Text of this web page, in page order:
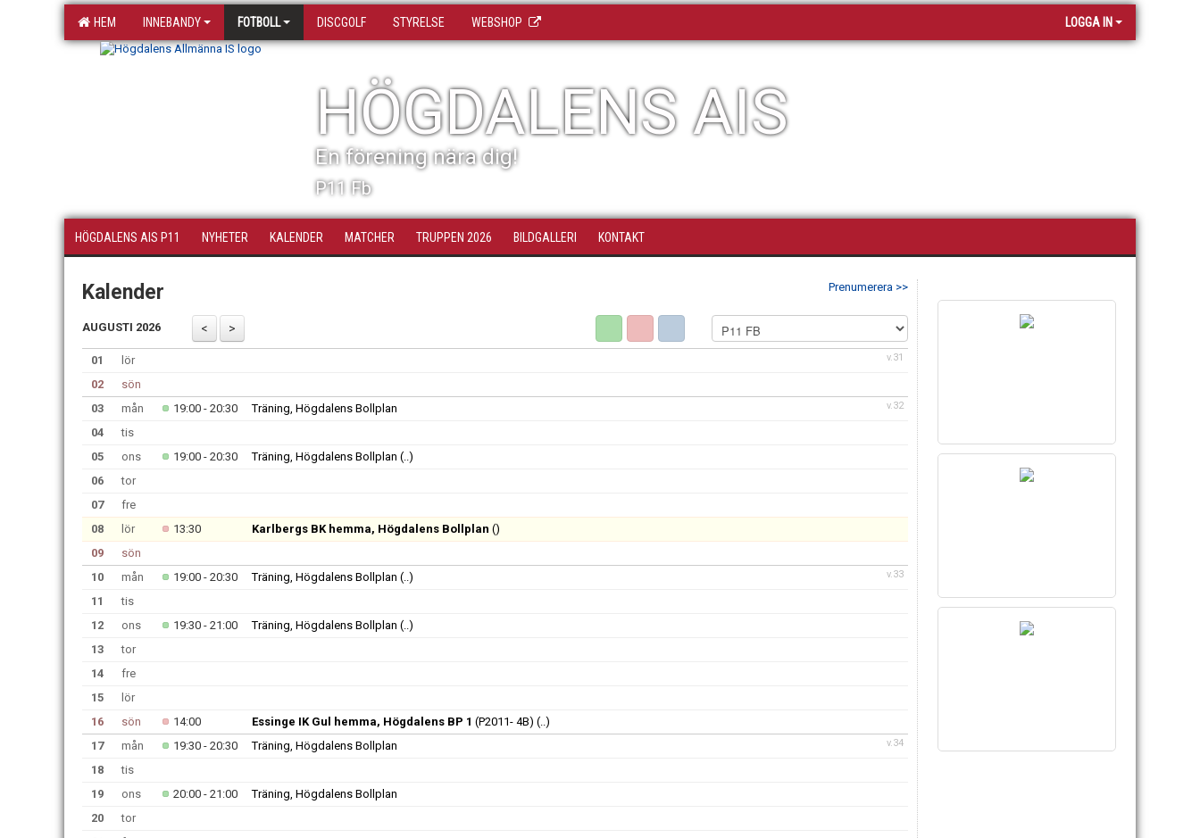
HEM INNEBANDY FOTBOLL DISCGOLF STYRELSE WEBSHOP LOGGA IN
HÖGDALENS AIS
En förening nära dig!
P11 Fb
HÖGDALENS AIS P11 NYHETER KALENDER MATCHER TRUPPEN 2026 BILDGALLERI KONTAKT
Prenumerera >>
Kalender
AUGUSTI 2026
v.31
01
lör
02
sön
v.32
03 mån 19:00 - 20:30
Träning, Högdalens Bollplan
04
tis
05
ons 19:00 - 20:30 Träning, Högdalens Bollplan (..)
06
tor
07
fre
08
lör 13:30 Karlbergs BK hemma, Högdalens Bollplan ()
09
sön
v.33
10 mån 19:00 - 20:30 Träning, Högdalens Bollplan (..)
11
tis
12
ons 19:30 - 21:00 Träning, Högdalens Bollplan (..)
13
tor
14
fre
15
lör
16
sön 14:00 Essinge IK Gul hemma, Högdalens BP 1 (P2011- 4B) (..)
v.34
17 mån 19:30 - 20:30
Träning, Högdalens Bollplan
18
tis
19
ons 20:00 - 21:00
Träning, Högdalens Bollplan
20
tor